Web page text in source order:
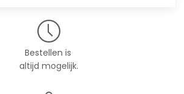
Bestellen is
altijd mogelijk.